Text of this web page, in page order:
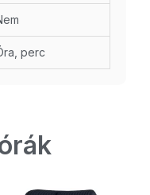
perc